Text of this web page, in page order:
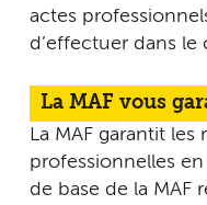
actes
d’effectuer dans le
La MAF vous
La MAF garantit les
professionnelles
de base de la MAF